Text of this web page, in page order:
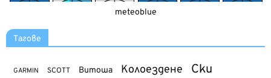
meteoblue
Тагове
GARMIN SCOTT Витоша Колоездене Ски